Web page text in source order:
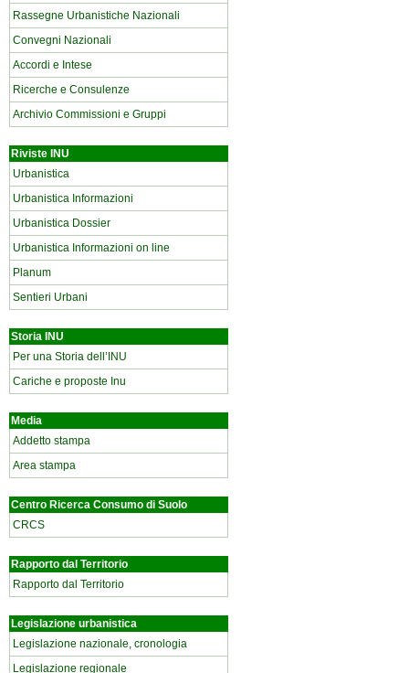
Rassegne Urbanistiche Nazionali
Convegni Nazionali
Accordi e Intese
Ricerche e Consulenze
Archivio Commissioni e Gruppi
Riviste INU
Urbanistica
Urbanistica Informazioni
Urbanistica Dossier
Urbanistica Informazioni on line
Planum
Sentieri Urbani
Storia INU
Per una Storia dell’INU
Cariche e proposte Inu
Media
Addetto stampa
Area stampa
Centro Ricerca Consumo di Suolo
CRCS
Rapporto dal Territorio
Rapporto dal Territorio
Legislazione urbanistica
Legislazione nazionale, cronologia
Legislazione regionale